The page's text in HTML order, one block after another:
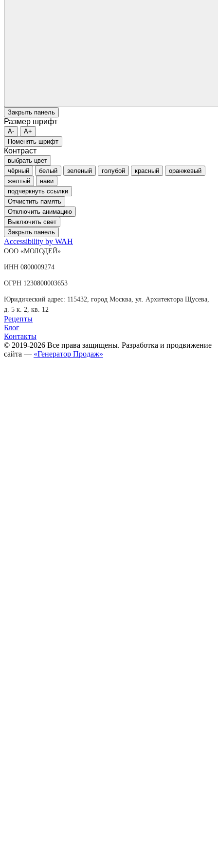
Закрыть панель
Размер шрифт
A-
A+
Поменять шрифт
Контраст
выбрать цвет
чёрный
белый зеленый голубой красный
оранжевый
желтый
нави
подчеркнуть ссылки
Отчистить память
Отключить анимацию
Выключить свет
Закрыть панель
Accessibility by WAH
ООО «МОЛОДЕЙ»
ИНН 0800009274
ОГРН 1230800003653
Юридический адрес: 115432, город Москва, ул. Архитектора Щусева,
д. 5 к. 2, кв. 12
Рецепты
Блог
Контакты
© 2019-2026 Все права защищены. Разработка и продвижение
сайта — «Генератор Продаж»